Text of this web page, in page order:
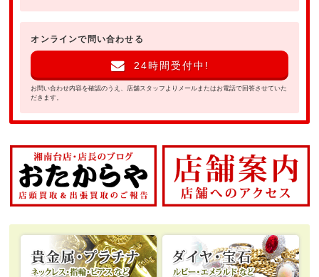
オンラインで問い合わせる
24時間受付中!
お問い合わせ内容を確認のうえ、店舗スタッフよりメールまたはお電話で回答させていた
だきます。